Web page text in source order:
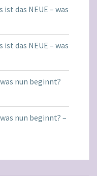
ist das NEUE – was
ist das NEUE – was
nun beginnt?
nun beginnt? –